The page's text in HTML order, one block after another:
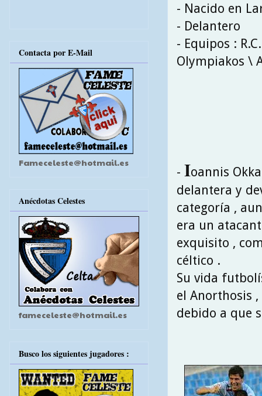
- Nacido en
- Delantero
- Equipos :
Olympiakos \
- Ioannis
delantera y
categoría ,
era un
exquisito ,
céltico .
Su vida
el Anorthosis
debido a que
Contacta por E-Mail
Fameceleste@hotmail.es
Anécdotas Celestes
fameceleste@hotmail.es
Busco los siguientes jugadores :